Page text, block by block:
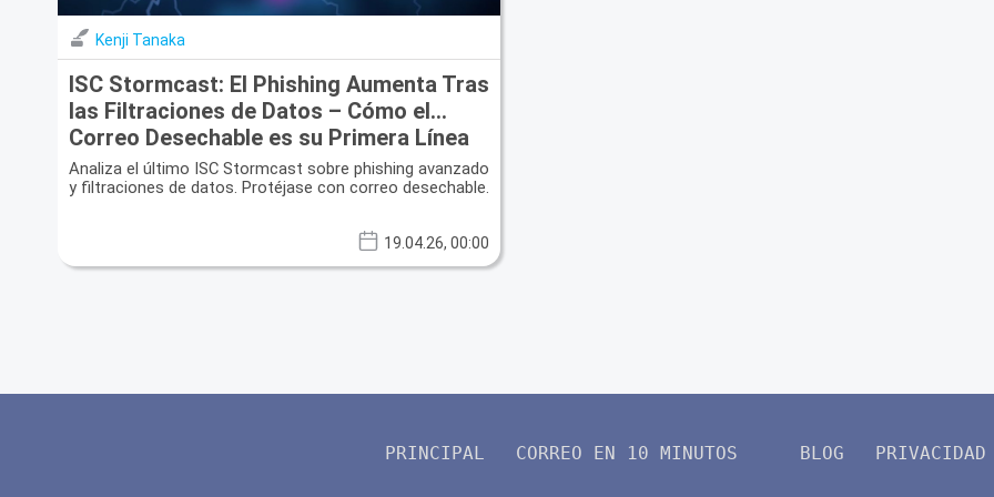
Kenji Tanaka
ISC Stormcast: El Phishing Aumenta Tras
las Filtraciones de Datos – Cómo el
Correo Desechable es su Primera Línea
de Defensa
Analiza el último ISC Stormcast sobre phishing avanzado
y filtraciones de datos. Protéjase con correo desechable.
19.04.26, 00:00
PRINCIPAL CORREO EN 10 MINUTOS BLOG PRIVACIDAD